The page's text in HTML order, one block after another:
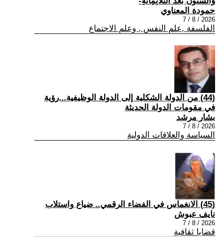
حمودة المعناوي
2026 / 8 / 7
الفلسفة ,علم النفس , وعلم الاجتماع
(44) من الدولة الشكلية إلى الدولة الوظيفية...رؤية
في مقومات الدولة الحديثة
بشار مرشد
2026 / 8 / 7
السياسة والعلاقات الدولية
(45) الانغماس في الفضاء الرقمي.. ضياع واستلاب
نايف عبوش
2026 / 8 / 7
قضايا ثقافية